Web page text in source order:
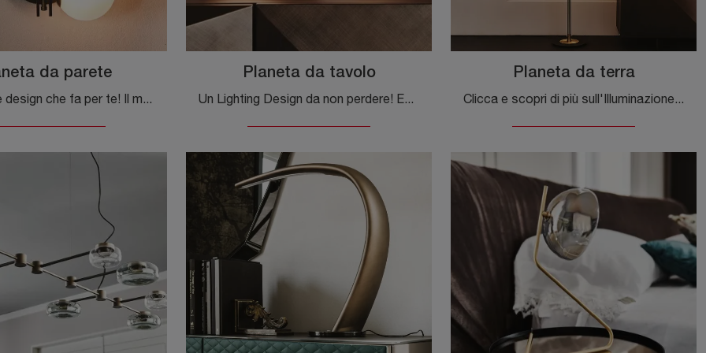
da parete
Ecco la luce design che fa per te! Il modello Planeta da parete è una delle nostre lampade da parete di Cattelan Italia.
Planeta da tavolo
Un Lighting Design da non perdere! Ecco qui la lampada da tavolo design Planeta da tavolo di Cattelan Italia.
Planeta da terra
Clicca e scopri di più sull'Illuminazione da terra design di Cattelan Italia: il modello Planeta da terra in metallo ti sta aspettando!